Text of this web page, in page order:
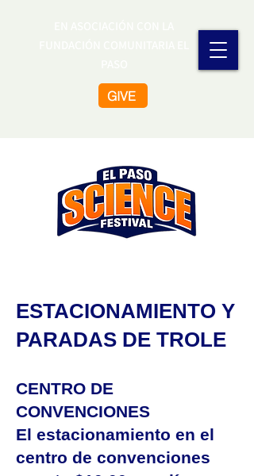
GIVE
ESTACIONAMIENTO Y
PARADAS DE TROLE
CENTRO DE
CONVENCIONES
El estacionamiento en el
centro de convenciones